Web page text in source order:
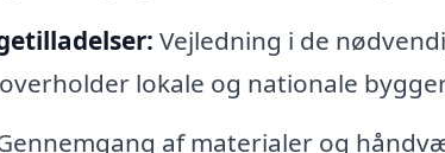
Vejledning i de
lokale og nationale
af materialer og